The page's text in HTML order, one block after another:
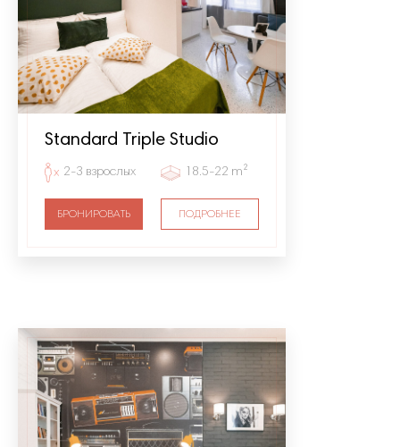
Standard Triple Studio
БРОНИРОВАТЬ ПОДРОБНЕЕ
2-3 взрослых 18.5-22 m²